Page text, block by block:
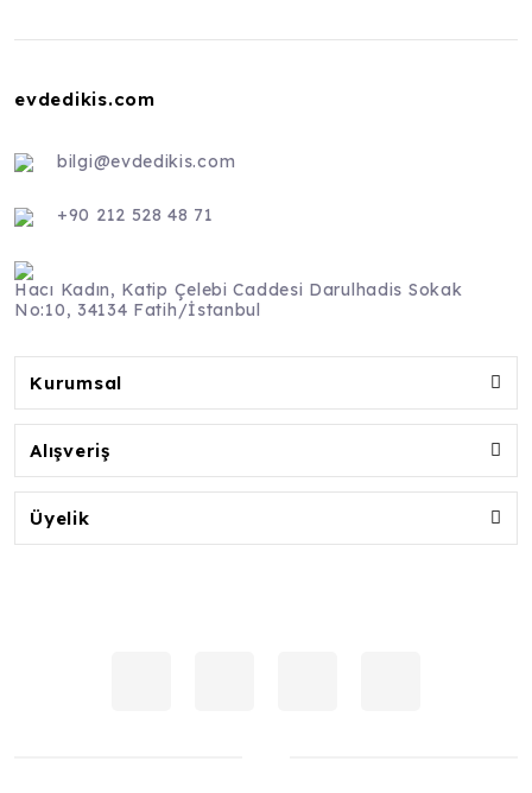
evdedikis.com
bilgi@evdedikis.com
+90 212 528 48 71
Hacı Kadın, Katip Çelebi Caddesi Darulhadis Sokak
No:10, 34134 Fatih/İstanbul
Kurumsal
Alışveriş
Üyelik